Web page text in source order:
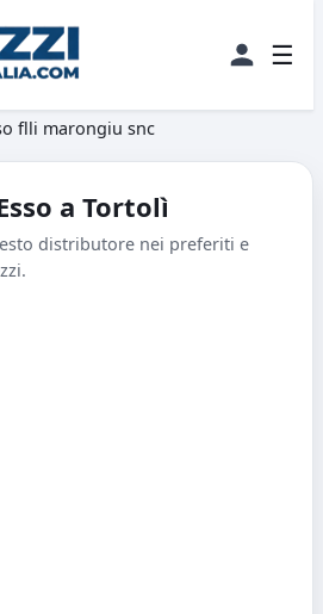
☰
flli marongiu snc
a Tortolì
distributore nei preferiti e